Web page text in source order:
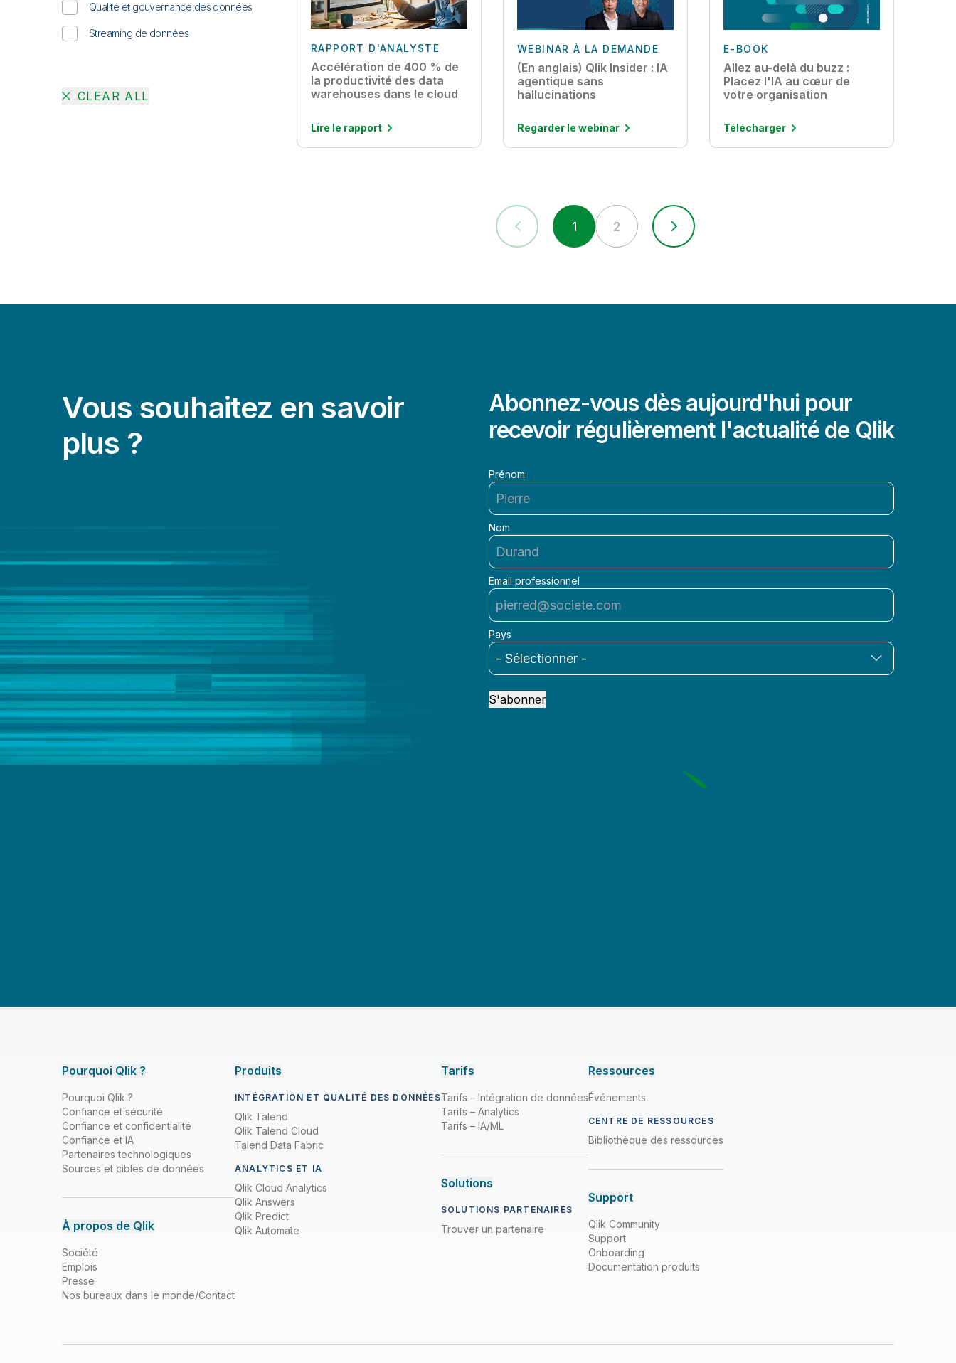
Qualité et gouvernance des données
Streaming de données
CLEAR ALL
RAPPORT D'ANALYSTE
Accélération de 400 % de
la productivité des data
warehouses dans le cloud
Lire le rapport
WEBINAR À LA DEMANDE
(En anglais) Qlik Insider : IA
agentique sans
hallucinations
Regarder le webinar
E-BOOK
Allez au-delà du buzz :
Placez l'IA au cœur de
votre organisation
Télécharger
1 2
Vous souhaitez en savoir
plus ?
Abonnez-vous dès aujourd'hui pour
recevoir régulièrement l'actualité de Qlik
Prénom
Nom
Email professionnel
Pays
S'abonner
Pourquoi Qlik ?
Pourquoi Qlik ?
Confiance et sécurité
Confiance et confidentialité
Confiance et IA
Partenaires technologiques
Sources et cibles de données
À propos de Qlik
Société
Emplois
Presse
Nos bureaux dans le monde/Contact
Produits
INTÉGRATION ET QUALITÉ DES DONNÉES
Qlik Talend
Qlik Talend Cloud
Talend Data Fabric
ANALYTICS ET IA
Qlik Cloud Analytics
Qlik Answers
Qlik Predict
Qlik Automate
Tarifs
Tarifs – Intégration de données
Tarifs – Analytics
Tarifs – IA/ML
Solutions
SOLUTIONS PARTENAIRES
Trouver un partenaire
Ressources
Événements
CENTRE DE RESSOURCES
Bibliothèque des ressources
Support
Qlik Community
Support
Onboarding
Documentation produits